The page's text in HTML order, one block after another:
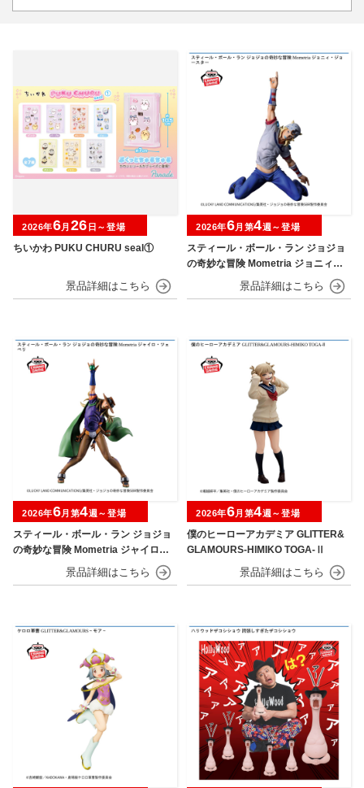
ちいかわ PUKU CHURU seal①
2026年6月 26 日～登場
スティール・ボール・ラン ジョジョ
の奇妙な冒険 Mometria ジョニィ・
ジョースター
2026年6月第4週～登場
スティール・ボール・ラン ジョジョ
の奇妙な冒険 Mometria ジャイロ・
2026年6月第4週～登場
僕のヒーローアカデミア GLITTER&
GLAMOURS-HIMIKO TOGA-Ⅱ
2026年6月第4週～登場